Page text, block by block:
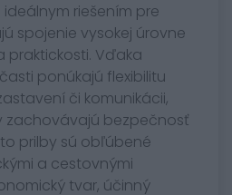
riešením pre
spojenie vysokej úrovne
praktickosti. Vďaka
ponúkajú flexibilitu
či komunikácii,
zachovávajú bezpečnosť
prilby sú obľúbené
a cestovnými
tvar, účinný